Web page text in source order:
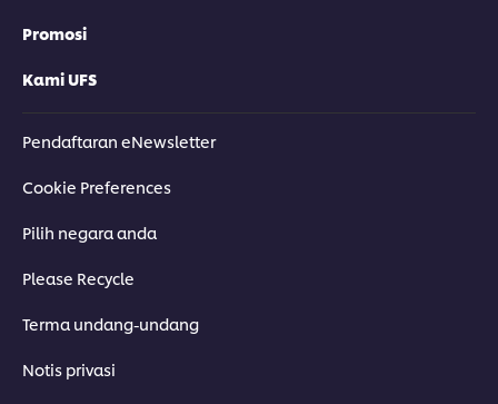
Promosi
Kami UFS
Pendaftaran eNewsletter
Cookie Preferences
Pilih negara anda
Please Recycle
Terma undang-undang
Notis privasi